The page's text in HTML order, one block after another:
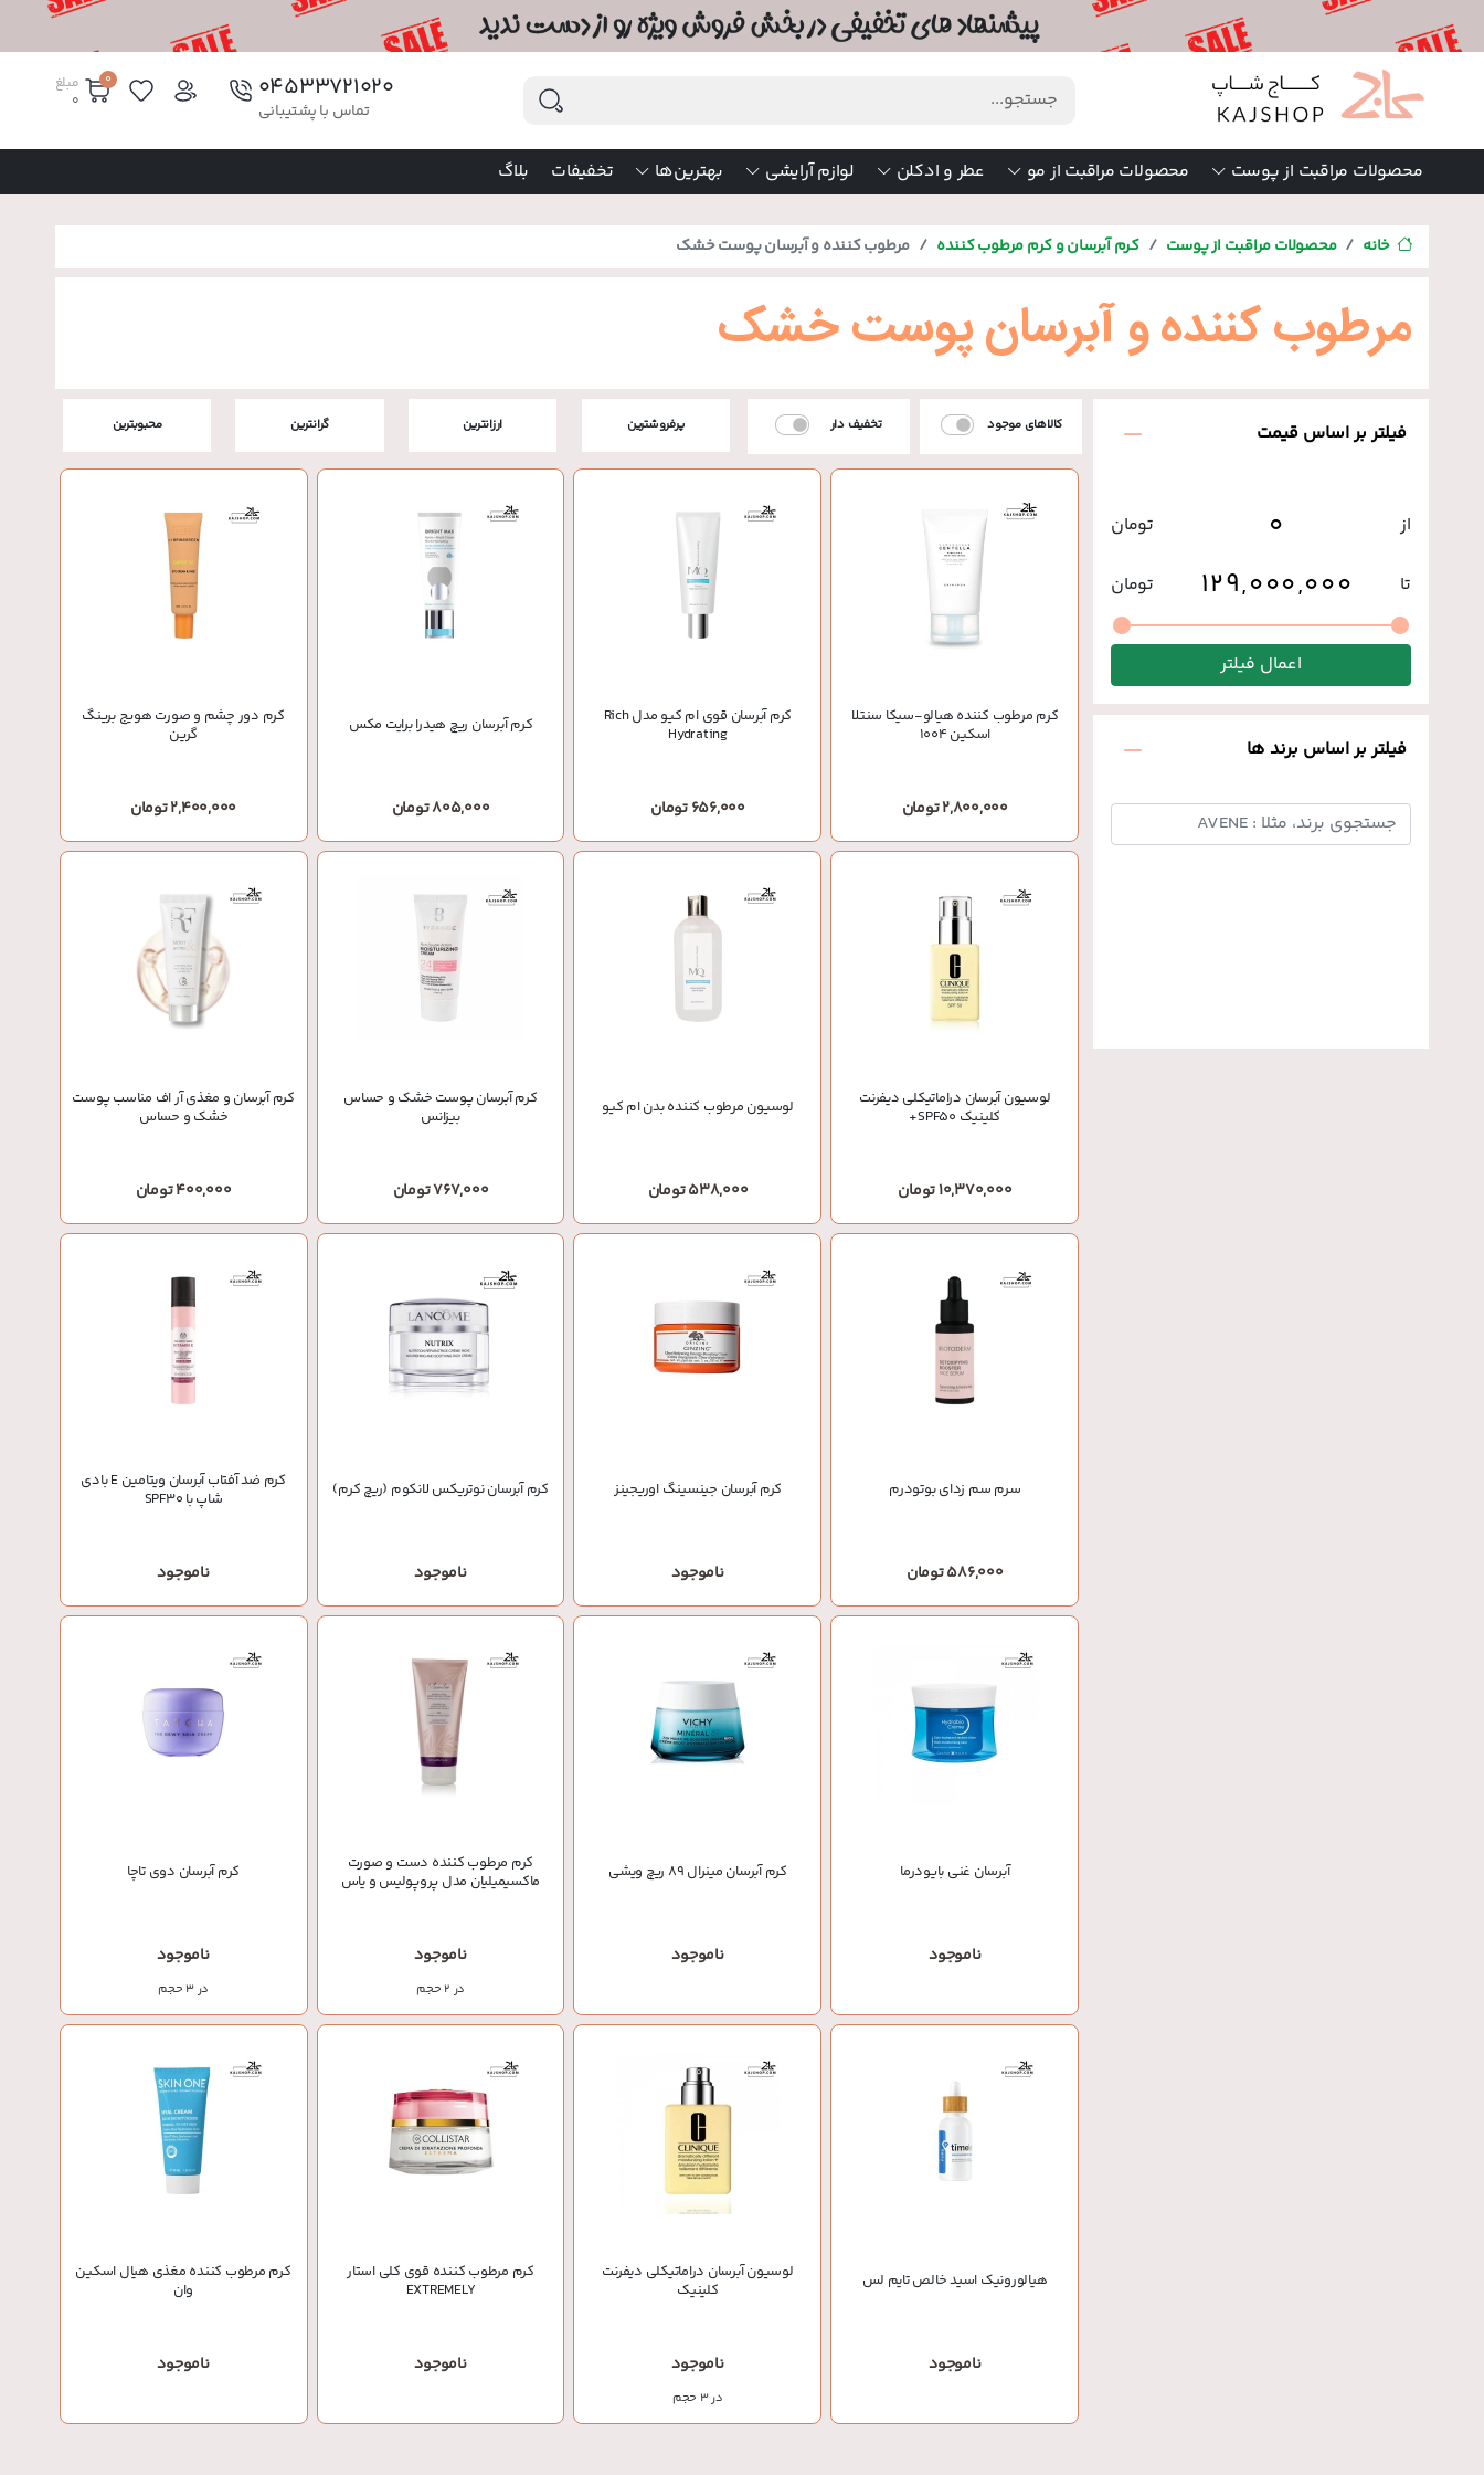
۰۴۵۳۳۷۲۱۰۲۰
تماس با پشتیبانی
مبلغ
0
0
محصولات مراقبت از پوست محصولات مراقبت از مو عطر و ادکلن لوازم آرایشی بهترین‌ها تخفیفات بلاگ
خانه محصولات مراقبت از پوست کرم آبرسان و کرم مرطوب کننده مرطوب کننده و آبرسان پوست خشک
مرطوب کننده و آبرسان پوست خشک
فیلتر بر اساس قیمت
از تومان
تا تومان
اعمال فیلتر
فیلتر بر اساس برند ها
کالاهای موجود تخفیف دار پرفروشترین ارزانترین گرانترین محبوبترین
کرم مرطوب‌ کننده هیالو-سیکا سنتلا
اسکین ۱۰۰۴
2,800,000 تومان
کرم آبرسان قوی ام کیو مدل Rich
Hydrating
656,000 تومان
کرم آبرسان ریچ هیدرا برایت مکس
805,000 تومان
کرم دور چشم و صورت هویج برینگ
گرین
2,400,000 تومان
لوسیون آبرسان دراماتیکلی دیفرنت
کلینیک SPF50+
10,370,000 تومان
لوسیون مرطوب کننده بدن ام کیو
538,000 تومان
کرم آبرسان پوست خشک و حساس
بیزانس
767,000 تومان
کرم آبرسان و مغذی آر اف مناسب پوست
خشک و حساس
400,000 تومان
سرم سم زدای بوتودرم
586,000 تومان
کرم آبرسان جینسینگ اوریجینز
ناموجود
کرم آبرسان نوتریکس لانکوم (ریچ کرم)
ناموجود
کرم ضد آفتاب آبرسان ویتامین E بادی
شاپ با SPF30
ناموجود
آبرسان غنی بایودرما
ناموجود
کرم آبرسان مینرال 89 ریچ ویشی
ناموجود
کرم مرطوب کننده دست و صورت
ماکسیمیلیان مدل پروپولیس و یاس
ناموجود
در 2 حجم
کرم آبرسان دوی تاچا
ناموجود
در 3 حجم
هیالورونیک اسید خالص تایم لس
ناموجود
لوسیون آبرسان دراماتیکلی دیفرنت
کلینیک
ناموجود
در 3 حجم
کرم مرطوب کننده قوی کلی استار
EXTREMELY
ناموجود
کرم مرطوب کننده مغذی هیال اسکین
وان
ناموجود